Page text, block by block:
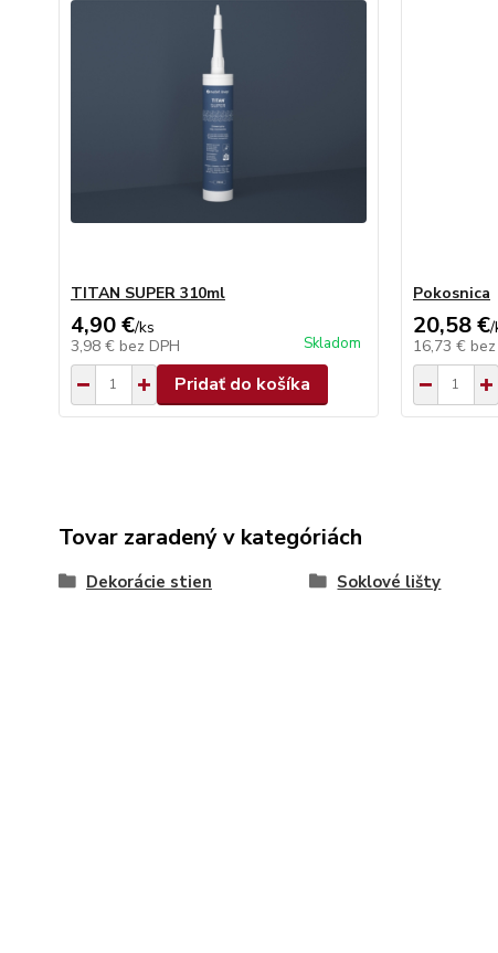
TITAN SUPER 310ml
4,90 €/ks
3,98 € bez DPH Skladom
Pridať do košíka
Pokosnica
20,58 €/
16,73 €
Tovar zaradený v kategóriách
Dekorácie stien Soklové lišty